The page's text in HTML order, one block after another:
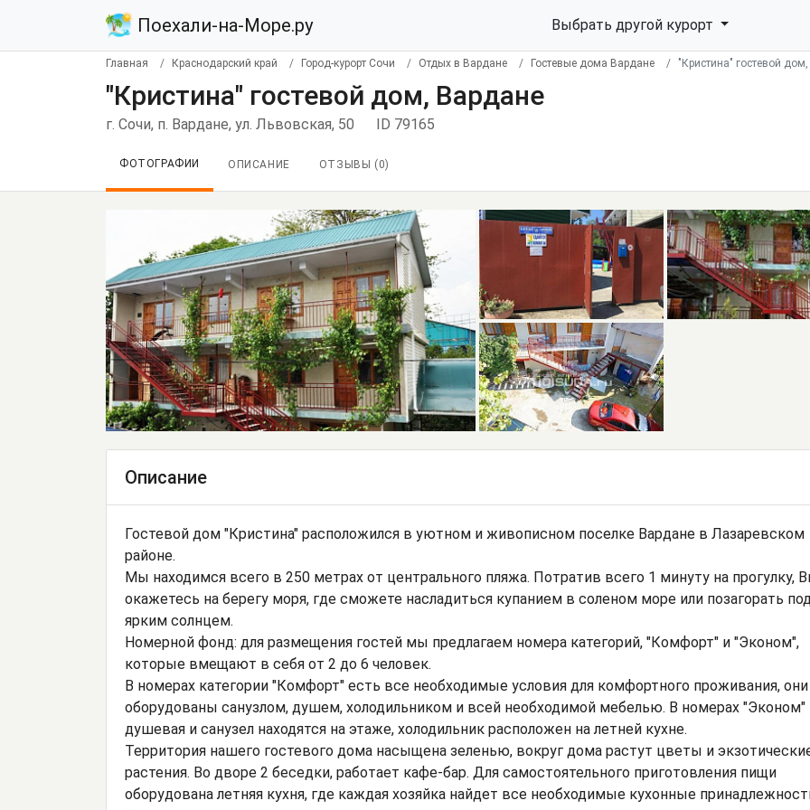
Поехали-на-Море.ру Выбрать другой курорт
Главная Краснодарский край Город-курорт Сочи Отдых в Вардане Гостевые дома Вардане "Кристина" гостевой
"Кристина" гостевой дом, Вардане
г. Сочи, п. Вардане, ул. Львовская, 50 ID 79165
ФОТОГРАФИИ ОПИСАНИЕ ОТЗЫВЫ ( 0)
Описание
Гостевой дом "Кристина" расположился в уютном и живописном поселке Вардане в Лазаревском
районе.
Мы находимся всего в 250 метрах от центрального пляжа. Потратив всего 1 минуту на прогулку,
окажетесь на берегу моря, где сможете насладиться купанием в соленом море или позагорать
ярким солнцем.
Номерной фонд: для размещения гостей мы предлагаем номера категорий, "Комфорт" и "Эконом",
которые вмещают в себя от 2 до 6 человек.
В номерах категории "Комфорт" есть все необходимые условия для комфортного проживания, они
оборудованы санузлом, душем, холодильником и всей необходимой мебелью. В номерах "Эконом"
душевая и санузел находятся на этаже, холодильник расположен на летней кухне.
Территория нашего гостевого дома насыщена зеленью, вокруг дома растут цветы и
растения. Во дворе 2 беседки, работает кафе-бар. Для самостоятельного приготовления пищи
оборудована летняя кухня, где каждая хозяйка найдет все необходимые кухонные